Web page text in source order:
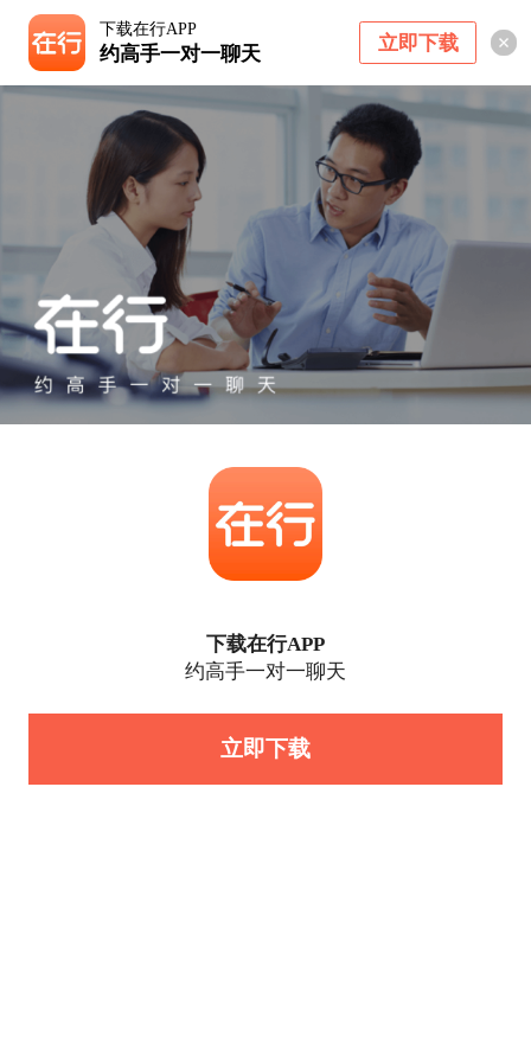
下载在行APP
约高手一对一聊天 立即下载
下载在行APP
约高手一对一聊天
立即下载